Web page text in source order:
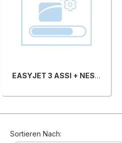
EASYJET 3 ASSI + NESTING MANUALE + JDE DDX
Sortieren Nach: